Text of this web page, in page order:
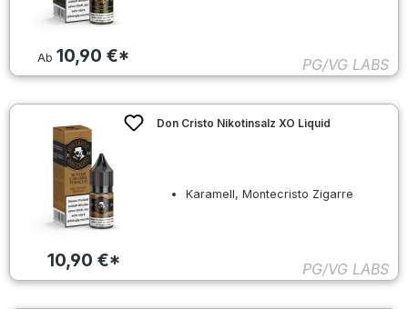
Ab10,90 €* PG/VG LABS
10,90 €*
Don Cristo Nikotinsalz XO Liquid
Karamell, Montecristo Zigarre
PG/VG LABS